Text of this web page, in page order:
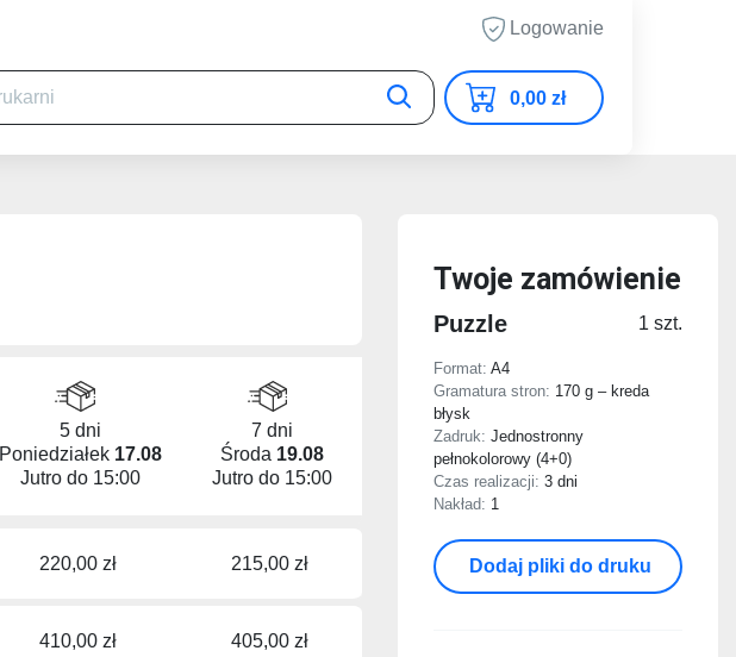
Logowanie
0,00 zł
5 dni
Poniedziałek 17.08
Jutro do 15:00
7 dni
Środa 19.08
Jutro do 15:00
220,00 zł 215,00 zł
410,00 zł 405,00 zł
Twoje zamówienie
Puzzle 1 szt.
Format:A4
Gramatura stron: 170 g – kreda
błysk
Zadruk:Jednostronny
pełnokolorowy (4+0)
Czas realizacji:3 dni
Nakład: 1
Dodaj pliki do druku